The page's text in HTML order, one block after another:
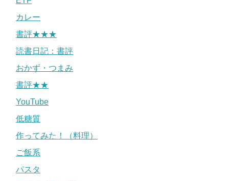
カレー
書評★★★
読書日記：書評
おかず・つまみ
書評★★
YouTube
低糖質
作ってみた！（料理）
ご飯系
パスタ